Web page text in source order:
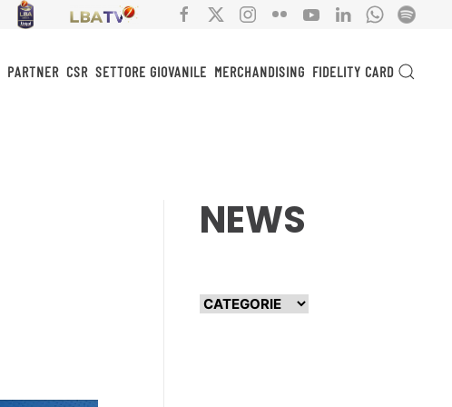
PARTNER CSR SETTORE GIOVANILE MERCHANDISING FIDELITY CARD
NEWS